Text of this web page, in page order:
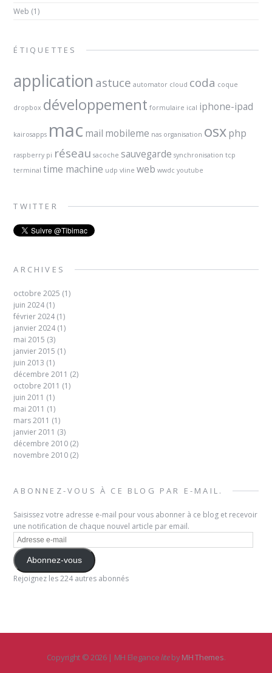
Web (1)
ÉTIQUETTES
application astuce automator cloud coda coque
dropbox développement formulaire ical iphone-ipad
kairosapps mac mail mobileme nas organisation osxphp
raspberry pi réseau sacoche sauvegarde synchronisation tcp
terminal time machine udp vline web wwdc youtube
TWITTER
ARCHIVES
octobre 2025 (1)
juin 2024(1)
février 2024(1)
janvier 2024(1)
mai 2015 (3)
janvier 2015 (1)
juin 2013 (1)
décembre 2011 (2)
octobre 2011 (1)
juin 2011 (1)
mai 2011 (1)
mars 2011 (1)
janvier 2011 (3)
décembre 2010 (2)
novembre 2010 (2)
ABONNEZ-VOUS À CE BLOG PAR E-MAIL.
Saisissez votre adresse e-mail pour vous abonner à ce blog et recevoir
une notification de chaque nouvel article par email.
Adresse
e-
mailAbonnez-vous
Rejoignez les 224 autres abonnés
Copyright © 2026 | MH ElegancelitebyMH Themes.